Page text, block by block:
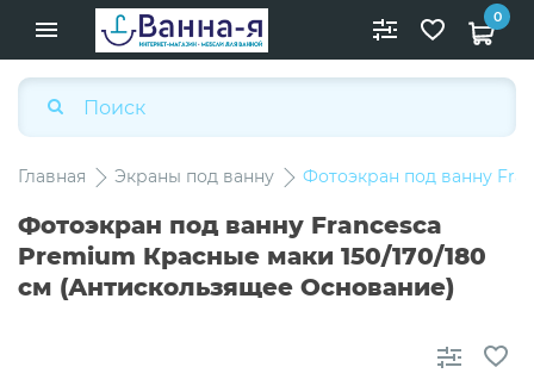
0
Главная Экраны под ванну Фотоэкран под ванну
Фотоэкран под ванну Francesca
Premium Красные маки 150/170/180
см (Антискользящее Основание)